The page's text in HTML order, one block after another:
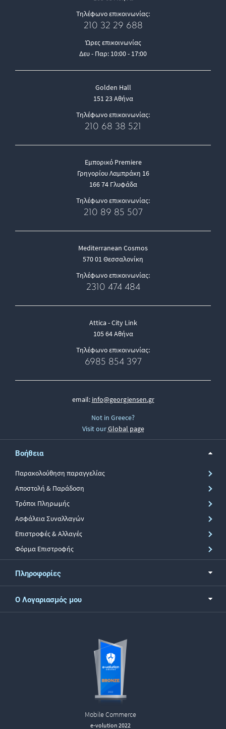
Τηλέφωνο επικοινωνίας:
210 32 29 688
Ώρες επικοινωνίας
Δευ - Παρ: 10:00 - 17:00
Golden Hall
151 23 Αθήνα
Τηλέφωνο επικοινωνίας:
210 68 38 521
Εμπορικό Premiere
Γρηγορίου Λαμπράκη 16
166 74 Γλυφάδα
Τηλέφωνο επικοινωνίας:
210 89 85 507
Mediterranean Cosmos
570 01 Θεσσαλονίκη
Τηλέφωνο επικοινωνίας:
2310 474 484
Attica - City Link
105 64 Αθήνα
Τηλέφωνο επικοινωνίας:
6985 854 397
email: info@georgjensen.gr
Not in Greece?
Visit ourGlobal page
Βοήθεια
Παρακολούθηση παραγγελίας
Αποστολή & Παράδοση
Τρόποι Πληρωμής
Ασφάλεια Συναλλαγών
Επιστροφές & Αλλαγές
Φόρμα Επιστροφής
Πληροφορίες
Ο Λογαριασμός μου
Mobile Commerce
e-volution 2022